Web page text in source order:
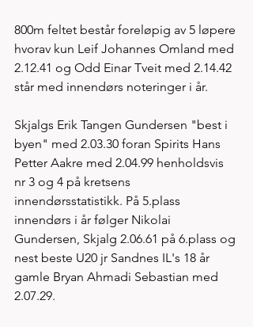
800m feltet består foreløpig av 5 løpere
hvorav kun Leif Johannes Omland med
2.12.41 og Odd Einar Tveit med 2.14.42
står med innendørs noteringer i år.
Skjalgs Erik Tangen Gundersen "best i
byen" med 2.03.30 foran Spirits Hans
Petter Aakre med 2.04.99 henholdsvis
nr 3 og 4 på kretsens
innendørsstatistikk. På 5.plass
innendørs i år følger Nikolai
Gundersen, Skjalg 2.06.61 på 6.plass og
nest beste U20 jr Sandnes IL's 18 år
gamle Bryan Ahmadi Sebastian med
2.07.29.